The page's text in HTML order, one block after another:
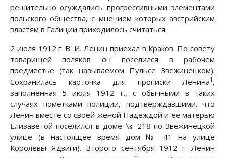
решительно осуждались прогрессивными элементами
польского общества, с мнением которых австрийским
властям в Галиции приходилось считаться.
2 июля 1912 г. В. И. Ленин приехал в Краков. По совету
товарищей поляков он поселился в рабочем
предместье (так называемом Пульсе Звежинецком).
Сохранилась карточка для прописки Ленина1 ,
заполненная 5 июля 1912 г., с обычными в таких
случаях пометками полиции, подтверждавшими. что
Ленин вместе со своей женой Надеждой и ее матерью
Елизаветой поселился в доме № 218 по Звежинецкой
улице (в настоящее время дом № 41 на улице
Королевы Ядвиги). Второго сентября 1912 г. Ленин